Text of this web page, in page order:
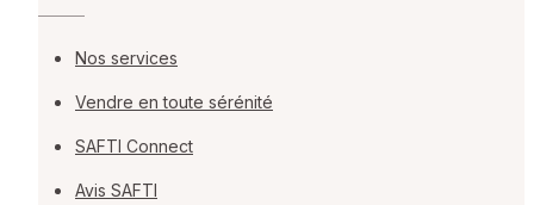
Nos services
Vendre en toute sérénité
SAFTI Connect
Avis SAFTI